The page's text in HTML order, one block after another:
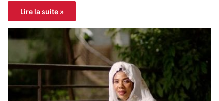
Lire la suite »